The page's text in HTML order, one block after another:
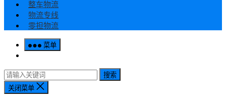
整车物流
物流专线
零担物流
菜单
搜索
关闭菜单